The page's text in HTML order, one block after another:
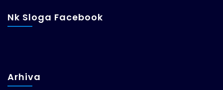
Nk Sloga Facebook
Arhiva